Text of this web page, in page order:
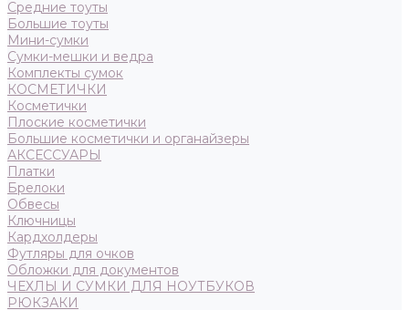
Средние тоуты
Большие тоуты
Мини-сумки
Сумки-мешки и ведра
Комплекты сумок
КОСМЕТИЧКИ
Косметички
Плоские косметички
Большие косметички и органайзеры
АКСЕССУАРЫ
Платки
Брелоки
Обвесы
Ключницы
Кардхолдеры
Футляры для очков
Обложки для документов
ЧЕХЛЫ И СУМКИ ДЛЯ НОУТБУКОВ
РЮКЗАКИ